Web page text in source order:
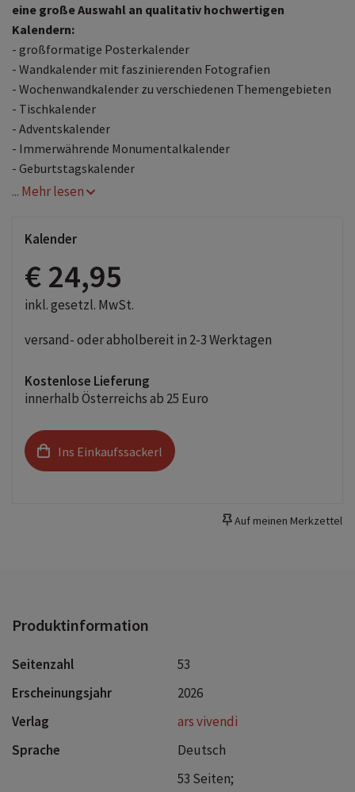
eine große Auswahl an qualitativ hochwertigen
Kalendern:
- großformatige Posterkalender
- Wandkalender mit faszinierenden Fotografien
- Wochenwandkalender zu verschiedenen Themengebieten
- Tischkalender
- Adventskalender
- Immerwährende Monumentalkalender
- Geburtstagskalender
... Mehr lesen
Kalender
€ 24,95
inkl. gesetzl. MwSt.
versand- oder abholbereit in 2-3 Werktagen
Kostenlose Lieferung
innerhalb Österreichs ab 25 Euro
Ins Einkaufssackerl
Auf meinen Merkzettel
Produktinformation
Seitenzahl
53
Erscheinungsjahr
2026
Verlag
ars vivendi
Sprache
Deutsch
53 Seiten;